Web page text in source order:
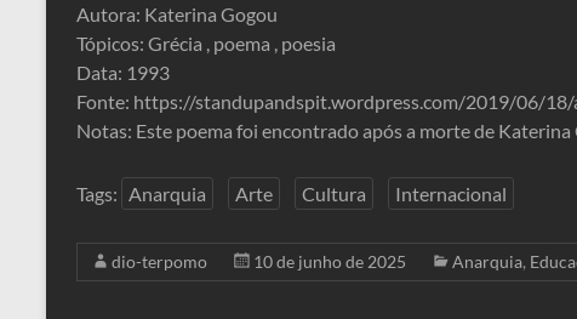
Autora: Katerina Gogou
Tópicos: Grécia , poema , poesia
Data: 1993
Fonte: https://standupandspit.wordpress.com/2019/06/
Notas: Este poema foi encontrado após a morte de
Tags: Anarquia Arte Cultura Internacional
dio-terpomo 10 de junho de 2025 Anarquia,